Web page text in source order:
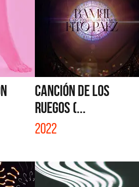
CANCIÓN DE LOS
RUEGOS (...
2022